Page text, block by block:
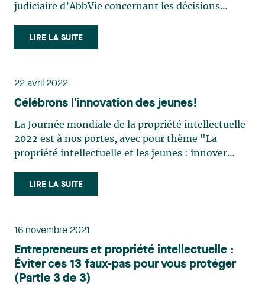
judiciaire d’AbbVie concernant les décisions
« Ministre ») : JAMP n’est pas une « seconde
personne » au sens du paragraphe 5(1) du
LIRE LA SUITE
22 avril 2022
Célébrons l'innovation des jeunes!
La Journée mondiale de la propriété intellectuelle
2022 est à nos portes, avec pour thème "La
propriété intellectuelle et les jeunes : innover
thème (et au risque de rendre nos lecteurs adultes
un peu moins accomplis), nous avons pensé qu'il
LIRE LA SUITE
16 novembre 2021
Entrepreneurs et propriété intellectuelle :
Éviter ces 13 faux-pas pour vous protéger
(Partie 3 de 3)